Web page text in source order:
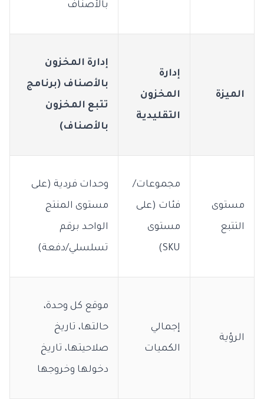
بالأصناف
الميزة
إدارة
المخزون
التقليدية
إدارة المخزون
بالأصناف (برنامج
تتبع المخزون
بالأصناف)
مستوى
التتبع
مجموعات/
فئات (على
مستوى
SKU)
وحدات فردية (على
مستوى المنتج
الواحد برقم
تسلسلي/دفعة)
الرؤية
إجمالي
الكميات
موقع كل وحدة،
حالتها، تاريخ
صلاحيتها، تاريخ
دخولها وخروجها